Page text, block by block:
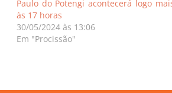
Paulo do Potengi acontecerá logo
às 17 horas
30/05/2024 às 13:06